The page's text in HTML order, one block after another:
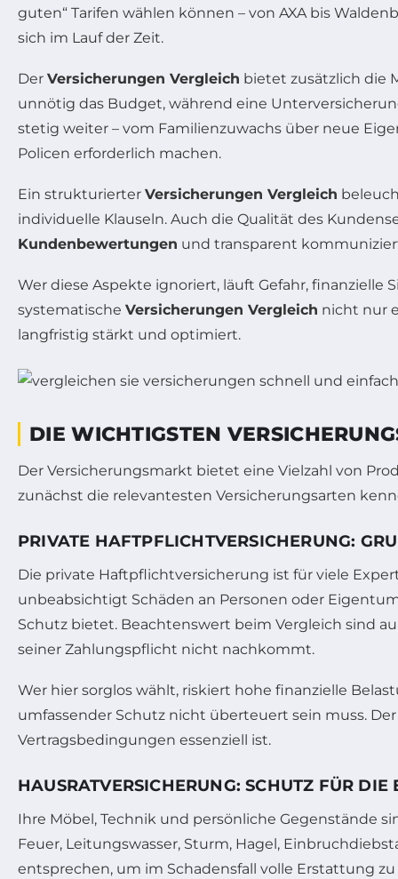
guten“ Tarifen wählen können – von AXA bis
sich im Lauf der Zeit.
Der Versicherungen Vergleich bietet zusätzlich die
unnötig das Budget, während eine
stetig weiter – vom Familienzuwachs über neue
Policen erforderlich machen.
Ein strukturierter Versicherungen Vergleich
individuelle Klauseln. Auch die Qualität des
Kundenbewertungen und transparent
Wer diese Aspekte ignoriert, läuft Gefahr,
systematische Versicherungen Vergleich nicht nur
langfristig stärkt und optimiert.
DIE WICHTIGSTEN
Der Versicherungsmarkt bietet eine Vielzahl von
zunächst die relevantesten Versicherungsarten
PRIVATE HAFTPFLICHTVERSICHERUNG:
Die private Haftpflichtversicherung ist für viele
unbeabsichtigt Schäden an Personen oder
Schutz bietet. Beachtenswert beim Vergleich sind
seiner Zahlungspflicht nicht nachkommt.
Wer hier sorglos wählt, riskiert hohe finanzielle
umfassender Schutz nicht überteuert sein muss.
Vertragsbedingungen essenziell ist.
HAUSRATVERSICHERUNG: SCHUTZ FÜR
Ihre Möbel, Technik und persönliche Gegenstände
Feuer, Leitungswasser, Sturm, Hagel,
entsprechen, um im Schadensfall volle Erstattung